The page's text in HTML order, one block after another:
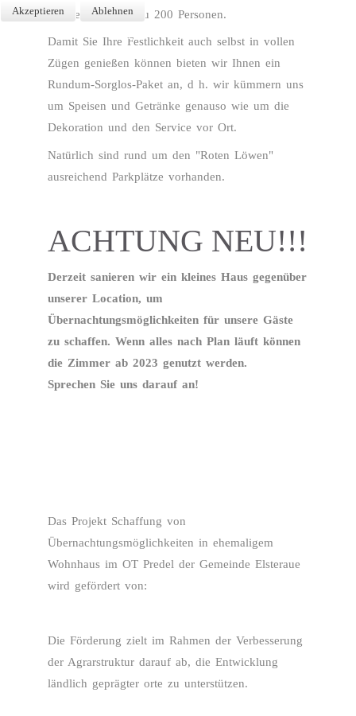
Fläche durch bis zu 200 Personen.
Damit Sie Ihre Festlichkeit auch selbst in vollen
Zügen genießen können bieten wir Ihnen ein
Rundum-Sorglos-Paket an, d h. wir kümmern uns
um Speisen und Getränke genauso wie um die
Dekoration und den Service vor Ort.
Natürlich sind rund um den "Roten Löwen"
ausreichend Parkplätze vorhanden.
ACHTUNG NEU!!!
Derzeit sanieren wir ein kleines Haus gegenüber
unserer Location, um
Übernachtungsmöglichkeiten für unsere Gäste
zu schaffen. Wenn alles nach Plan läuft können
die Zimmer ab 2023 genutzt werden.
Sprechen Sie uns darauf an!
Das Projekt Schaffung von
Übernachtungsmöglichkeiten in ehemaligem
Wohnhaus im OT Predel der Gemeinde Elsteraue
wird gefördert von:
Die Förderung zielt im Rahmen der Verbesserung
der Agrarstruktur darauf ab, die Entwicklung
ländlich geprägter orte zu unterstützen.
Akzeptieren Ablehnen